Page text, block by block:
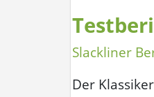
Slackliner
Der